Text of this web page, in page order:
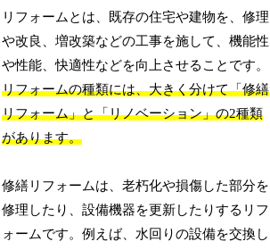
リフォームとは、既存の住宅や建物を、修理
や改良、増改築などの工事を施して、機能性
や性能、快適性などを向上させることです。
リフォームの種類には、大きく分けて「修繕
リフォーム」と「リノベーション」の2種類
があります。
修繕リフォームは、老朽化や損傷した部分を
修理したり、設備機器を更新したりするリフ
ォームです。例えば、水回りの設備を交換し